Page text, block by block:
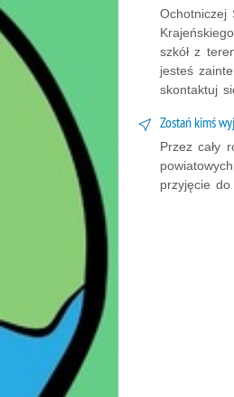
Ochotniczej
szkół z
jesteś
skontaktuj
Zostań kimś
Przez cały
przyjęcie do